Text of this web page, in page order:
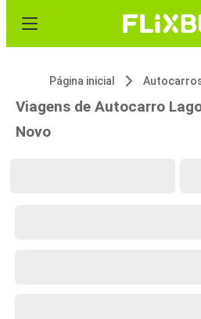
Página inicial
Viagens de Autocarro
Novo